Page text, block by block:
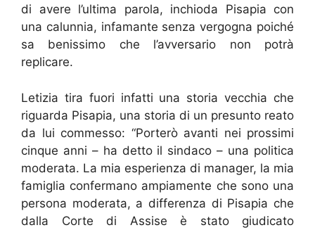
di avere l’ultima parola, inchioda Pisapia con
una calunnia, infamante senza vergogna poiché
sa benissimo che l’avversario non potrà
replicare.
Letizia tira fuori infatti una storia vecchia che
riguarda Pisapia, una storia di un presunto reato
da lui commesso: “Porterò avanti nei prossimi
cinque anni – ha detto il sindaco – una politica
moderata. La mia esperienza di manager, la mia
famiglia confermano ampiamente che sono una
persona moderata, a differenza di Pisapia che
dalla Corte di Assise è stato giudicato